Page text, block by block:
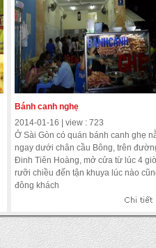
Bánh canh nghẹ
2014-01-16 | view : 723
Ở Sài Gòn có quán bánh canh ghẹ
ngay dưới chân cầu Bông, trên
Đinh Tiên Hoàng, mở cửa từ lúc 4
rưỡi chiều đến tận khuya lúc nào
đông khách